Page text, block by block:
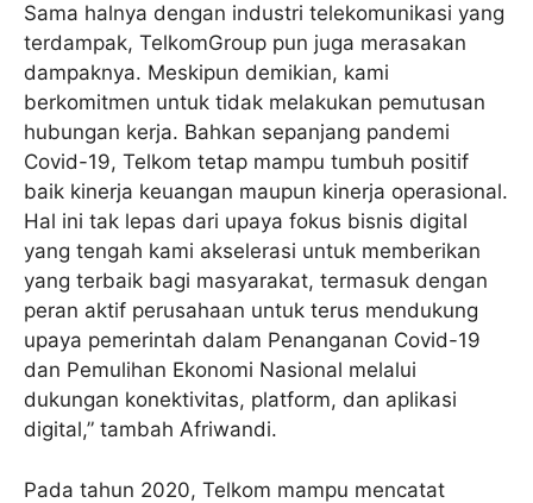
Sama halnya dengan industri telekomunikasi yang
terdampak, TelkomGroup pun juga merasakan
dampaknya. Meskipun demikian, kami
berkomitmen untuk tidak melakukan pemutusan
hubungan kerja. Bahkan sepanjang pandemi
Covid-19, Telkom tetap mampu tumbuh positif
baik kinerja keuangan maupun kinerja operasional.
Hal ini tak lepas dari upaya fokus bisnis digital
yang tengah kami akselerasi untuk memberikan
yang terbaik bagi masyarakat, termasuk dengan
peran aktif perusahaan untuk terus mendukung
upaya pemerintah dalam Penanganan Covid-19
dan Pemulihan Ekonomi Nasional melalui
dukungan konektivitas, platform, dan aplikasi
digital,” tambah Afriwandi.
Pada tahun 2020, Telkom mampu mencatat